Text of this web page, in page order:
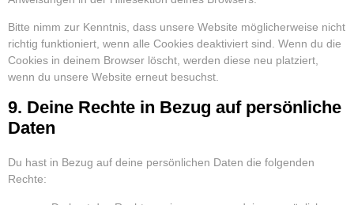
Bitte nimm zur Kenntnis, dass unsere Website möglicherweise nicht
richtig funktioniert, wenn alle Cookies deaktiviert sind. Wenn du die
Cookies in deinem Browser löscht, werden diese neu platziert,
wenn du unsere Website erneut besuchst.
9. Deine Rechte in Bezug auf persönliche
Daten
Du hast in Bezug auf deine persönlichen Daten die folgenden
Rechte: